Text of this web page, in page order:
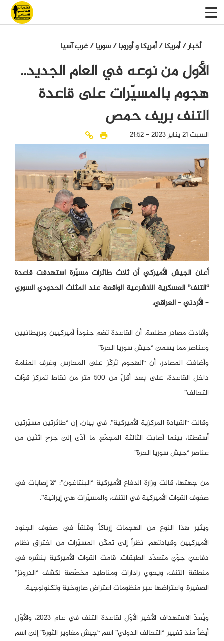
أخبار/أمريكا/أمريكا و أوروبا/سوريا/غرب آسيا
الأول من نوعه في العام الجديد..
هجوم بالمسيّرات على قاعدة
التنف بريف حمص
السبت 21 يناير 2023 - 21:52
أعلن الجيش الأميركي أن ثلاث طائرات مسيّرة استهدفت قاعدة
“التنف” العسكرية اللاشرعية الواقعة عند المثلث الحدودي السوري
– الأردني – العراقي.
وأفادت مصادر مطلعة، أن القاعدة تضم جنوداً أميركيين وبريطانيين
وعناصر مما يسمى “جيش سوريا الحرة”
وأضافت المصادر، أن “الهجوم تَركّز على المحارس وغرف المنامة
داخل القاعدة، على بعد أقلّ من 500 متر من نقاط تمركز قوّات
التحالف”
وقالت “القيادة المركزية الأميركية”، في بيان، إن “طائرتين مسيّرتين
أُسقطتا، بينما أصابت الثالثة المجمّع، ما أدّى إلى جرح اثنَين من
عناصر “جيش سوريا الحرة”
من جهتها، قالت وزارة الدفاع الأميركية “البنتاغون”: “لا إصابات في
صفوف القوات الأميركية في التنف، والمسيّرات هي إيرانية”.
ويثير هذا النوع من الهجمات إرباكاً وقلقاً في صفوف الجنود
الأميركيين وقيادتهم، نظراً إلى تمكّن المسيّرات من اختراق نظام
دفاعي جوّي متعدّد الطبقات، قامت القوات الأميركية بنشره في
منطقة التنف، ويحوي رادارات ومناطيد مخصّصة لكشف “الدرونز”
الصغيرة، واعتراضها عبر منظومات اعتراض صاروخية وتكنولوجية.
ويُعدّ الاستهداف الأخير الأوّل لقاعدة التنف في عام 2023، والأوّل
أيضاً منذ تغيير “التحالف الدولي” اسم “جيش مغاوير الثورة” إلى اسم